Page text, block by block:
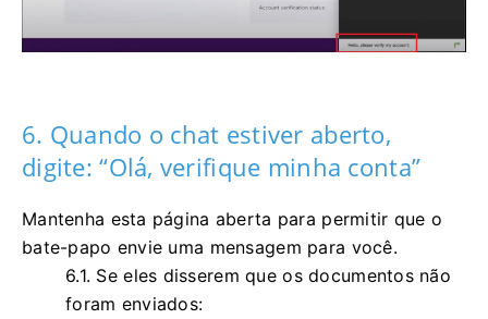
6. Quando o chat estiver aberto,
digite: “Olá, verifique minha conta”
Mantenha esta página aberta para permitir que o
bate-papo envie uma mensagem para você.
6.1. Se eles disserem que os documentos não
foram enviados: